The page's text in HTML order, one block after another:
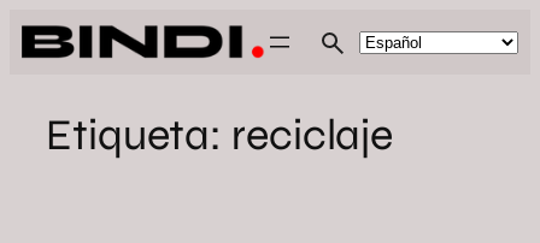
Saltar
al
Etiqueta: reciclaje